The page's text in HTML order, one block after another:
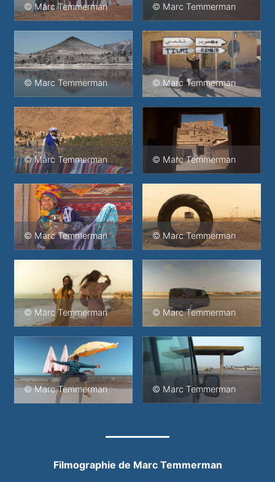
© Marc Temmerman © Marc Temmerman
© Marc Temmerman © Marc Temmerman
© Marc Temmerman © Marc Temmerman
© Marc Temmerman © Marc Temmerman
© Marc Temmerman © Marc Temmerman
© Marc Temmerman © Marc Temmerman
Filmographie de Marc Temmerman